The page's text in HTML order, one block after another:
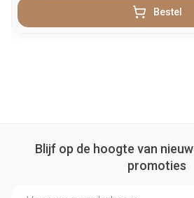
Bestel
Blijf op de hoogte van
promoties